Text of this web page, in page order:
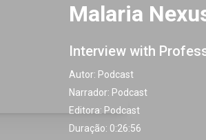
Malaria
Interview with
Autor: Podcast
Narrador: Podcast
Editora: Podcast
Duração: 0:26:56